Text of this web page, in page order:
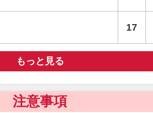
17
もっと見る
注意事項